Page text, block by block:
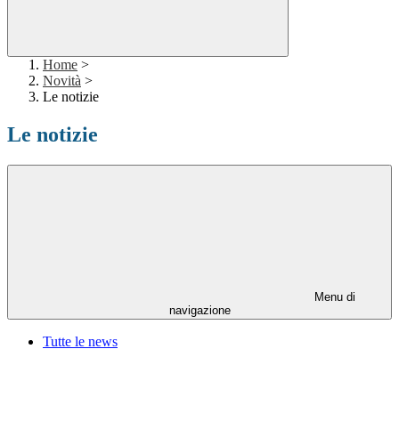
Home >
Novità >
Le notizie
Le notizie
Menu di
navigazione
Tutte le news